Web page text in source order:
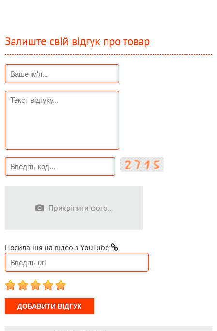
Залиште свій відгук про товар
Прикріпити фото...
Посилання на відео з YouTube:
1 2 3 4 5